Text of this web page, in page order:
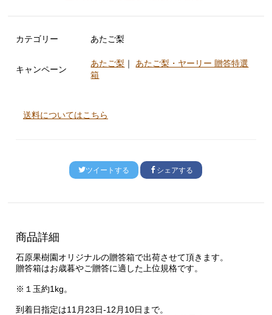
カテゴリー あたご梨
キャンペーン
あたご梨 ｜ あたご梨・ヤーリー 贈答特選
箱
送料についてはこちら
ツイートする シェアする
商品詳細
石原果樹園オリジナルの贈答箱で出荷させて頂きます。
贈答箱はお歳暮やご贈答に適した上位規格です。
※１玉約1kg。
到着日指定は11月23日-12月10日まで。